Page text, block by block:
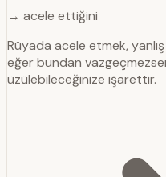
→ acele ettiğini
Rüyada acele etmek, yanlış
eğer bundan
üzülebileceğinize işarettir.